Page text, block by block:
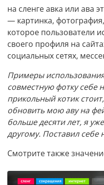
на сленге авка или ава
— картинка,
которое пользователи
своего профиля на
социальных сетях,
Примеры
совместную фотку себе
прикольный котик
обновить мою аву на
больше десяти лет, я
другому. Поставил себе
Смотрите также